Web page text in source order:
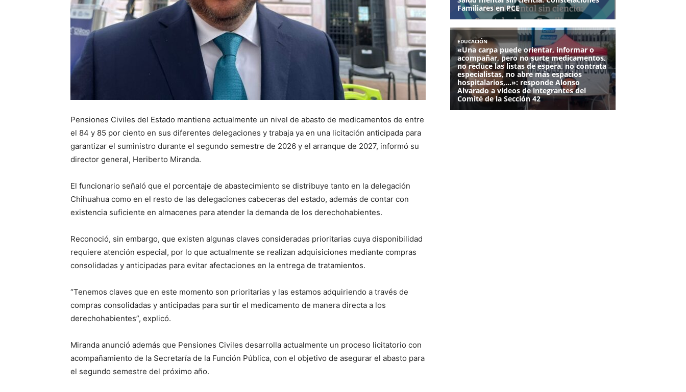
Pensiones Civiles del Estado mantiene actualmente un nivel de abasto de medicamentos de entre
el 84 y 85 por ciento en sus diferentes delegaciones y trabaja ya en una licitación anticipada para
garantizar el suministro durante el segundo semestre de 2026 y el arranque de 2027, informó su
director general, Heriberto Miranda.
El funcionario señaló que el porcentaje de abastecimiento se distribuye tanto en la delegación
Chihuahua como en el resto de las delegaciones cabeceras del estado, además de contar con
existencia suficiente en almacenes para atender la demanda de los derechohabientes.
Reconoció, sin embargo, que existen algunas claves consideradas prioritarias cuya disponibilidad
requiere atención especial, por lo que actualmente se realizan adquisiciones mediante compras
consolidadas y anticipadas para evitar afectaciones en la entrega de tratamientos.
“Tenemos claves que en este momento son prioritarias y las estamos adquiriendo a través de
compras consolidadas y anticipadas para surtir el medicamento de manera directa a los
derechohabientes”, explicó.
Miranda anunció además que Pensiones Civiles desarrolla actualmente un proceso licitatorio con
acompañamiento de la Secretaría de la Función Pública, con el objetivo de asegurar el abasto para
el segundo semestre del próximo año.